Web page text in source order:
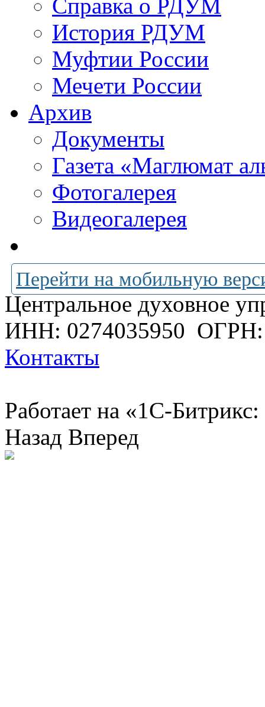
Справка о РДУМ
История РДУМ
Муфтии России
Мечети России
Архив
Документы
Газета «Маглюмат
Фотогалерея
Видеогалерея
Перейти на мобильную
Центральное духовное
ИНН: 0274035950 ОГРН:
Контакты
Работает на «1С-
Назад Вперед